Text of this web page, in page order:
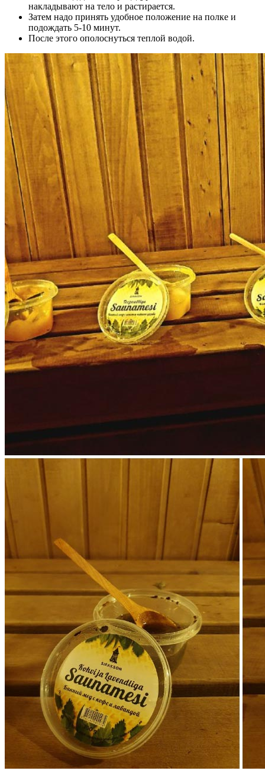
накладывают на тело и растирается.
Затем надо принять удобное положение на полке и
подождать 5-10 минут.
После этого ополоснуться теплой водой.